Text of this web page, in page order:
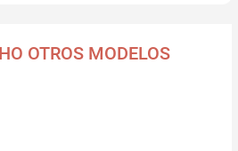
OTROS MODELOS